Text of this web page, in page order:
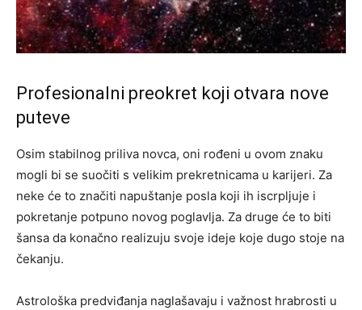
Profesionalni preokret koji otvara nove
puteve
Osim stabilnog priliva novca, oni rođeni u ovom znaku
mogli bi se suočiti s velikim prekretnicama u karijeri. Za
neke će to značiti napuštanje posla koji ih iscrpljuje i
pokretanje potpuno novog poglavlja. Za druge će to biti
šansa da konačno realizuju svoje ideje koje dugo stoje na
čekanju.
Astrološka predviđanja naglašavaju i važnost hrabrosti u